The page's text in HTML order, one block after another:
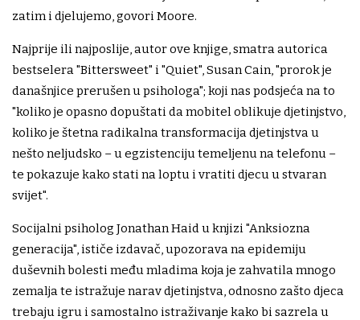
zatim i djelujemo, govori Moore.
Najprije ili najposlije, autor ove knjige, smatra autorica
bestselera "Bittersweet" i "Quiet", Susan Cain, "prorok je
današnjice prerušen u psihologa"; koji nas podsjeća na to
"koliko je opasno dopuštati da mobitel oblikuje djetinjstvo,
koliko je štetna radikalna transformacija djetinjstva u
nešto neljudsko – u egzistenciju temeljenu na telefonu –
te pokazuje kako stati na loptu i vratiti djecu u stvaran
svijet".
Socijalni psiholog Jonathan Haid u knjizi "Anksiozna
generacija", ističe izdavač, upozorava na epidemiju
duševnih bolesti među mladima koja je zahvatila mnogo
zemalja te istražuje narav djetinjstva, odnosno zašto djeca
trebaju igru i samostalno istraživanje kako bi sazrela u